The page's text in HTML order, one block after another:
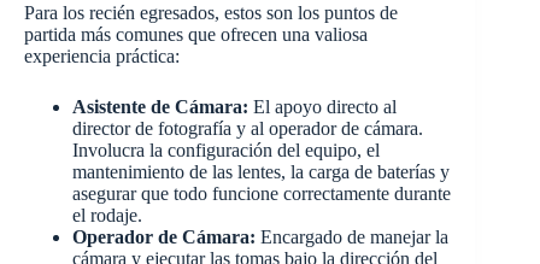
Para los recién egresados, estos son los puntos de
partida más comunes que ofrecen una valiosa
experiencia práctica:
Asistente de Cámara: El apoyo directo al
director de fotografía y al operador de cámara.
Involucra la configuración del equipo, el
mantenimiento de las lentes, la carga de baterías y
asegurar que todo funcione correctamente durante
el rodaje.
Operador de Cámara: Encargado de manejar la
cámara y ejecutar las tomas bajo la dirección del